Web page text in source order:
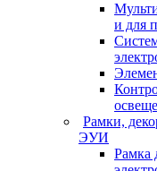
и для
Рамки,
ЭУИ
Рамка